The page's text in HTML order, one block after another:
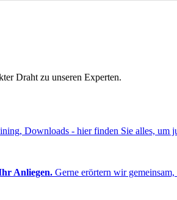
Draht zu unseren Experten.
Downloads - hier finden Sie alles, um
Anliegen. Gerne erörtern wir